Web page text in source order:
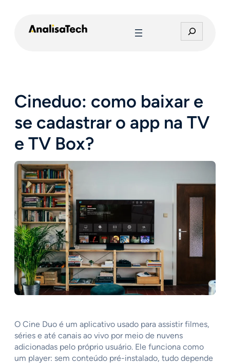
e
a
r
Cineduo: como baixar e
se cadastrar o app na TV
e TV Box?
O Cine Duo é um aplicativo usado para assistir filmes,
séries e até canais ao vivo por meio de nuvens
adicionadas pelo próprio usuário. Ele funciona como
um player: sem conteúdo pré-instalado, tudo depende